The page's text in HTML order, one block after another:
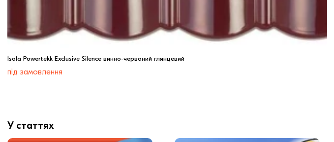
Isola Powertekk Exclusive Silence винно-червоний глянцевий
під замовлення
У статтях